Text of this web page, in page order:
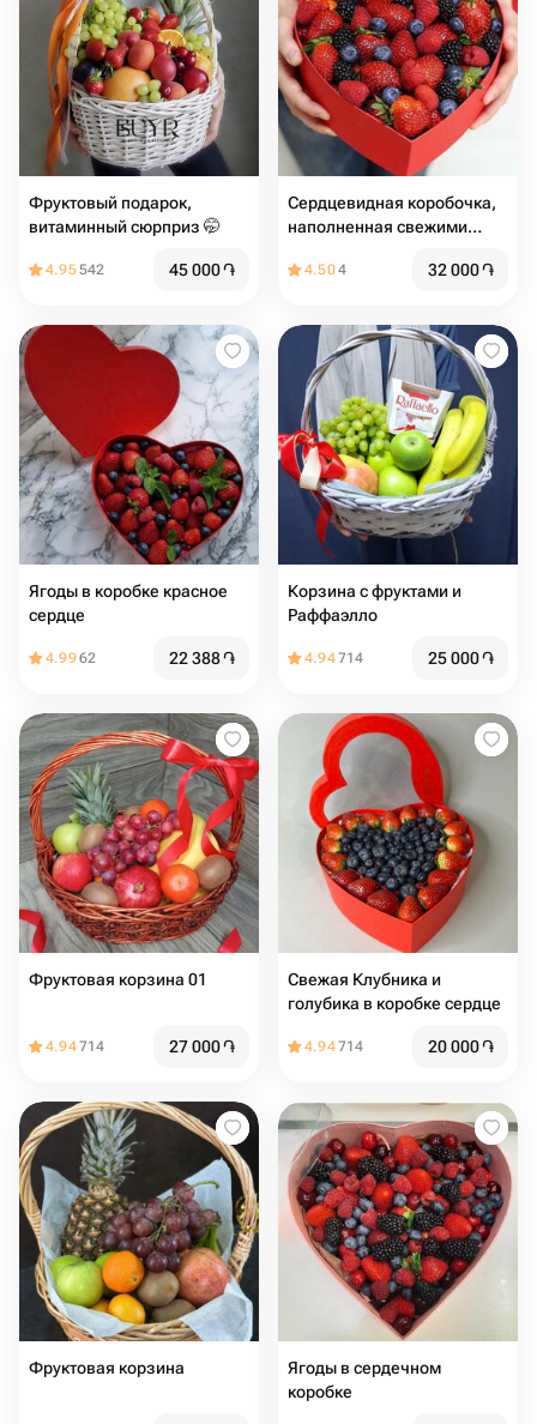
Фруктовый подарок,
витаминный сюрприз 🤭
4.95542 45 000֏
Сердцевидная коробочка,
наполненная свежими
4.504 32 000֏
Ягоды в коробке красное
сердце
4.9962 22 388֏
Корзина с фруктами и
Раффаэлло
4.94714 25 000֏
Фруктовая корзина 01
4.94714 27 000֏
Свежая Клубника и
голубика в коробке сердце
4.94714 20 000֏
Фруктовая корзина
Ягоды в сердечном
коробке